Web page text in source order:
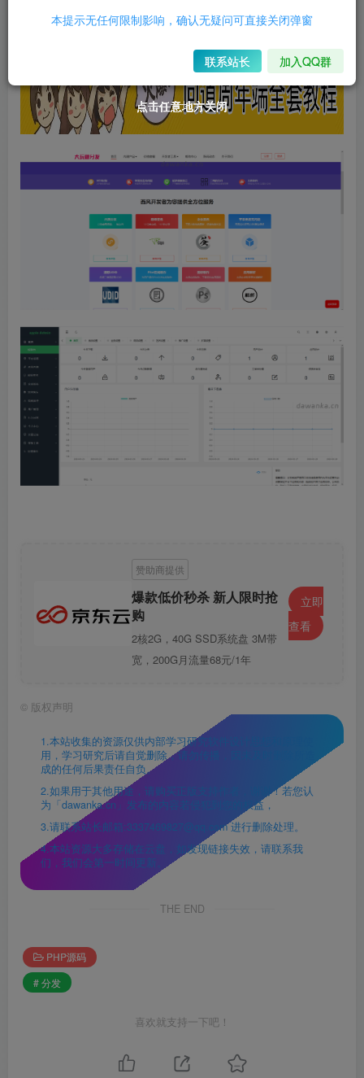
赞助商提供
爆款低价秒杀 新人限时抢
购
2核2G，40G SSD系统盘 3M带
宽，200G月流量68元/1年
立即
查看
© 版权声明
1.本站收集的资源仅供内部学习研究软件设计思想和原理使
用，学习研究后请自觉删除，请勿传播，因未及时删除所造
成的任何后果责任自负。
2.如果用于其他用途，请购买正版支持作者，谢谢！若您认
为「dawanka.cn」发布的内容若侵犯到您的权益，
3.请联系站长邮箱:3337469827@qq.com 进行删除处理。
4.本站资源大多存储在云盘，如发现链接失效，请联系我
们，我们会第一时间更新。
THE END
PHP源码
# 分发
喜欢就支持一下吧！
点击任意地方关闭
点击任意地方关闭
点击任意地方关闭
点击任意地方关闭
点击任意地方关闭
点击任意地方关闭
点击任意地方关闭
本提示无任何限制影响，确认无疑问可直接关闭弹窗
联系站长 加入QQ群